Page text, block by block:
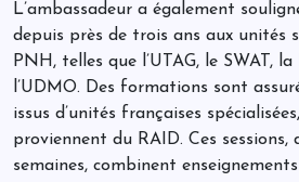
L’ambassadeur a également
depuis près de trois ans aux unités
PNH, telles que l’UTAG, le SWAT,
l’UDMO. Des formations sont
issus d’unités françaises
proviennent du RAID. Ces sessions,
semaines, combinent